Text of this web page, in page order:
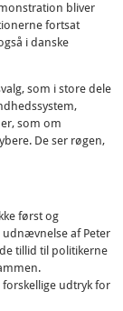
bliver
fortsat
i danske
som i store dele
som om
De ser røgen,
først og
af Peter
tillid til politikerne
forskellige udtryk for